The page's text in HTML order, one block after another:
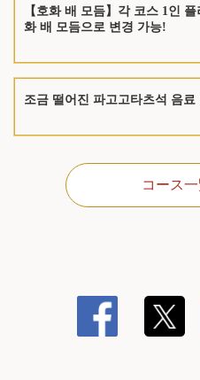
【호화 배 모듬】각 코스 1인
화 배 모듬으로 변경 가능!
조금 떨어진 파고고타츠석 음료
コース